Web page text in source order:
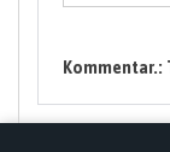
Kommentar.: